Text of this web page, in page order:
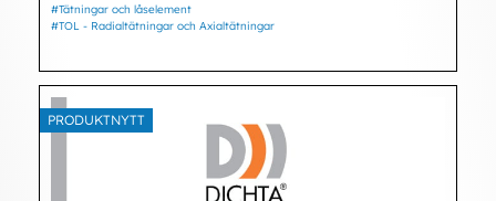
#Tätningar och låselement
#TOL - Radialtätningar och Axialtätningar
PRODUKTNYTT